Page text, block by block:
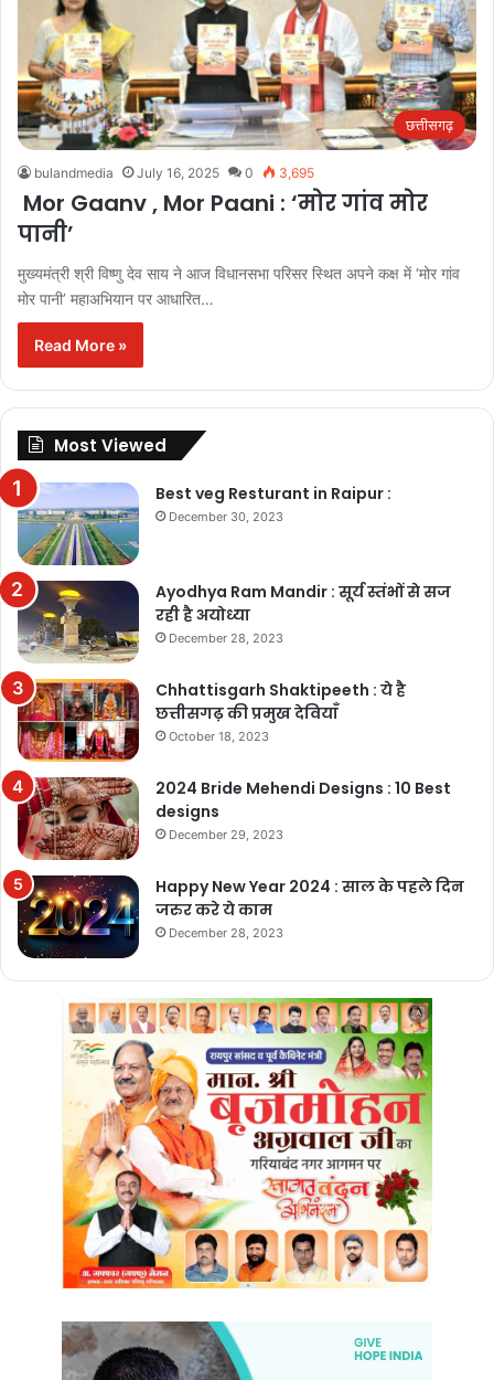
छत्तीसगढ़
bulandmedia July 16, 2025 0 3,695
Mor Gaanv , Mor Paani : ‘मोर गांव मोर
पानी’
मुख्यमंत्री श्री विष्णु देव साय ने आज विधानसभा परिसर स्थित अपने कक्ष में ‘मोर गांव
मोर पानी’ महाअभियान पर आधारित…
Read More »
Most Viewed
Best veg Resturant in Raipur :
December 30, 2023
Ayodhya Ram Mandir : सूर्य स्तंभों से सज
रही है अयोध्या
December 28, 2023
Chhattisgarh Shaktipeeth : ये है
छत्तीसगढ़ की प्रमुख देवियाँ
October 18, 2023
2024 Bride Mehendi Designs : 10 Best
designs
December 29, 2023
Happy New Year 2024 : साल के पहले दिन
जरुर करे ये काम
December 28, 2023